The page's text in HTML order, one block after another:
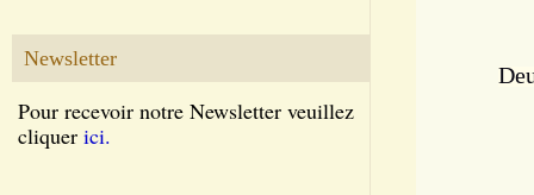
Newsletter
Pour recevoir notre Newsletter veuillez
cliquer ici.